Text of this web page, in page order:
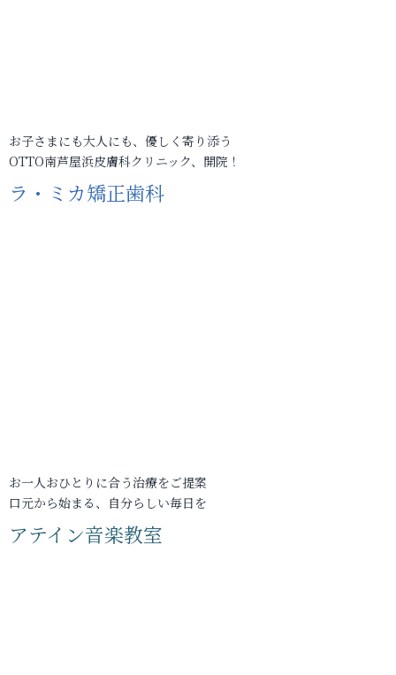
お子さまにも大人にも、優しく寄り添う
OTTO南芦屋浜皮膚科クリニック、開院！
ラ・ミカ矯正歯科
お一人おひとりに合う治療をご提案
口元から始まる、自分らしい毎日を
アテイン音楽教室